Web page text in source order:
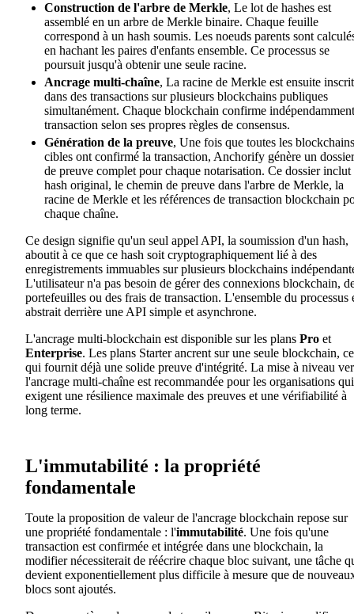
Construction de l'arbre de Merkle, Le lot de hashes est
assemblé en un arbre de Merkle binaire. Chaque feuille
correspond à un hash soumis. Les noeuds parents sont
en hachant les paires d'enfants ensemble. Ce processus se
poursuit jusqu'à obtenir une seule racine.
Ancrage multi-chaîne, La racine de Merkle est ensuite
dans des transactions sur plusieurs blockchains publiques
simultanément. Chaque blockchain confirme
transaction selon ses propres règles de consensus.
Génération de la preuve, Une fois que toutes les blockchains
cibles ont confirmé la transaction, Anchorify génère un dossier
de preuve complet pour chaque notarisation. Ce dossier inclut
hash original, le chemin de preuve dans l'arbre de Merkle, la
racine de Merkle et les références de transaction blockchain
chaque chaîne.
Ce design signifie qu'un seul appel API, la soumission d'un hash,
aboutit à ce que ce hash soit cryptographiquement lié à des
enregistrements immuables sur plusieurs blockchains
L'utilisateur n'a pas besoin de gérer des connexions blockchain,
portefeuilles ou des frais de transaction. L'ensemble du processus
abstrait derrière une API simple et asynchrone.
L'ancrage multi-blockchain est disponible sur les plans Pro et
Enterprise. Les plans Starter ancrent sur une seule blockchain, ce
qui fournit déjà une solide preuve d'intégrité. La mise à niveau
l'ancrage multi-chaîne est recommandée pour les organisations qui
exigent une résilience maximale des preuves et une vérifiabilité à
long terme.
L'immutabilité : la propriété
fondamentale
Toute la proposition de valeur de l'ancrage blockchain repose sur
une propriété fondamentale : l'immutabilité. Une fois qu'une
transaction est confirmée et intégrée dans une blockchain, la
modifier nécessiterait de réécrire chaque bloc suivant, une tâche
devient exponentiellement plus difficile à mesure que de
blocs sont ajoutés.